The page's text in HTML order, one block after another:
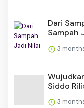
Dari
Sampah
3
Siddo
3